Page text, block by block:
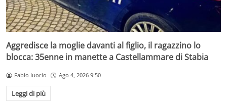
Aggredisce la moglie davanti al figlio, il ragazzino lo
blocca: 35enne in manette a Castellammare di Stabia
Fabio Iuorio Ago 4, 2026 9:50
Leggi di più